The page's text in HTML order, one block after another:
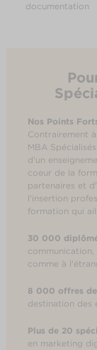
documentation
Nos Points
Contrairement
MBA
d'un
coeur de la
partenaires et
l'insertion
formation qui
30 000
comme à
8 000 offres
destination des
Plus de 20
en marketing